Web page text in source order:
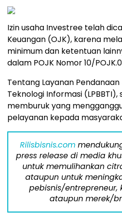
Izin usaha Investree telah
Keuangan (OJK), karena
minimum dan ketentuan
dalam POJK Nomor 10/
Tentang Layanan
Teknologi Informasi
memburuk yang
pelayanan kepada
Rilisbisnis.com
press release di media
untuk memulihankan
ataupun untuk
pebisnis/entrepreneur,
ataupun merek/